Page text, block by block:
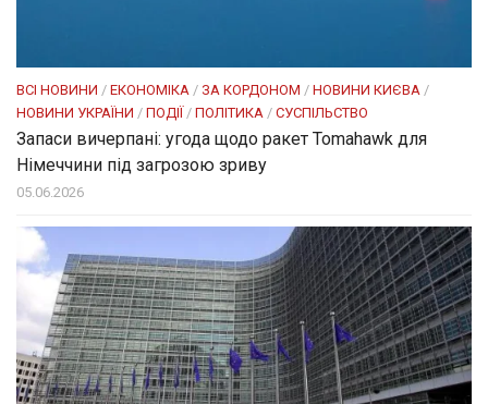
ВСІ НОВИНИ / ЕКОНОМІКА / ЗА КОРДОНОМ / НОВИНИ КИЄВА /
НОВИНИ УКРАЇНИ / ПОДІЇ/ ПОЛІТИКА / СУСПІЛЬСТВО
Запаси вичерпані: угода щодо ракет Tomahawk для
Німеччини під загрозою зриву
05.06.2026